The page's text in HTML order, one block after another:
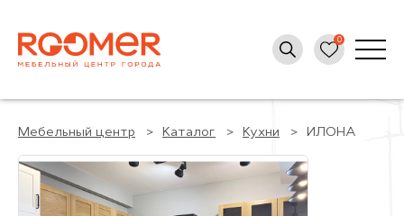
Мебельный центр Каталог Кухни ИЛОНА